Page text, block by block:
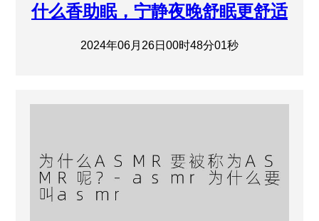
什么香助眠，宁静夜晚舒眠更舒适
2024年06月26日00时48分01秒